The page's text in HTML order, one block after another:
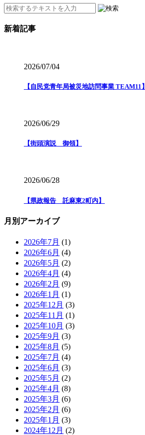
新着記事
2026/07/04
【自民党青年局被災地訪問事業 TEAM11】
2026/06/29
【街頭演説 御領】
2026/06/28
【県政報告 託麻東2町内】
月別アーカイブ
2026年7月 (1)
2026年6月 (4)
2026年5月 (2)
2026年4月 (4)
2026年2月 (9)
2026年1月 (1)
2025年12月 (3)
2025年11月 (1)
2025年10月 (3)
2025年9月 (3)
2025年8月 (5)
2025年7月 (4)
2025年6月 (3)
2025年5月 (2)
2025年4月 (8)
2025年3月 (6)
2025年2月 (6)
2025年1月 (3)
2024年12月 (2)